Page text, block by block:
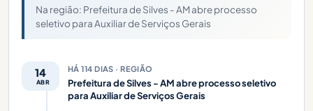
Na região: Prefeitura de Silves - AM abre processo
seletivo para Auxiliar de Serviços Gerais
14
ABR
HÁ 114 DIAS · REGIÃO
Prefeitura de Silves - AM abre processo seletivo
para Auxiliar de Serviços Gerais